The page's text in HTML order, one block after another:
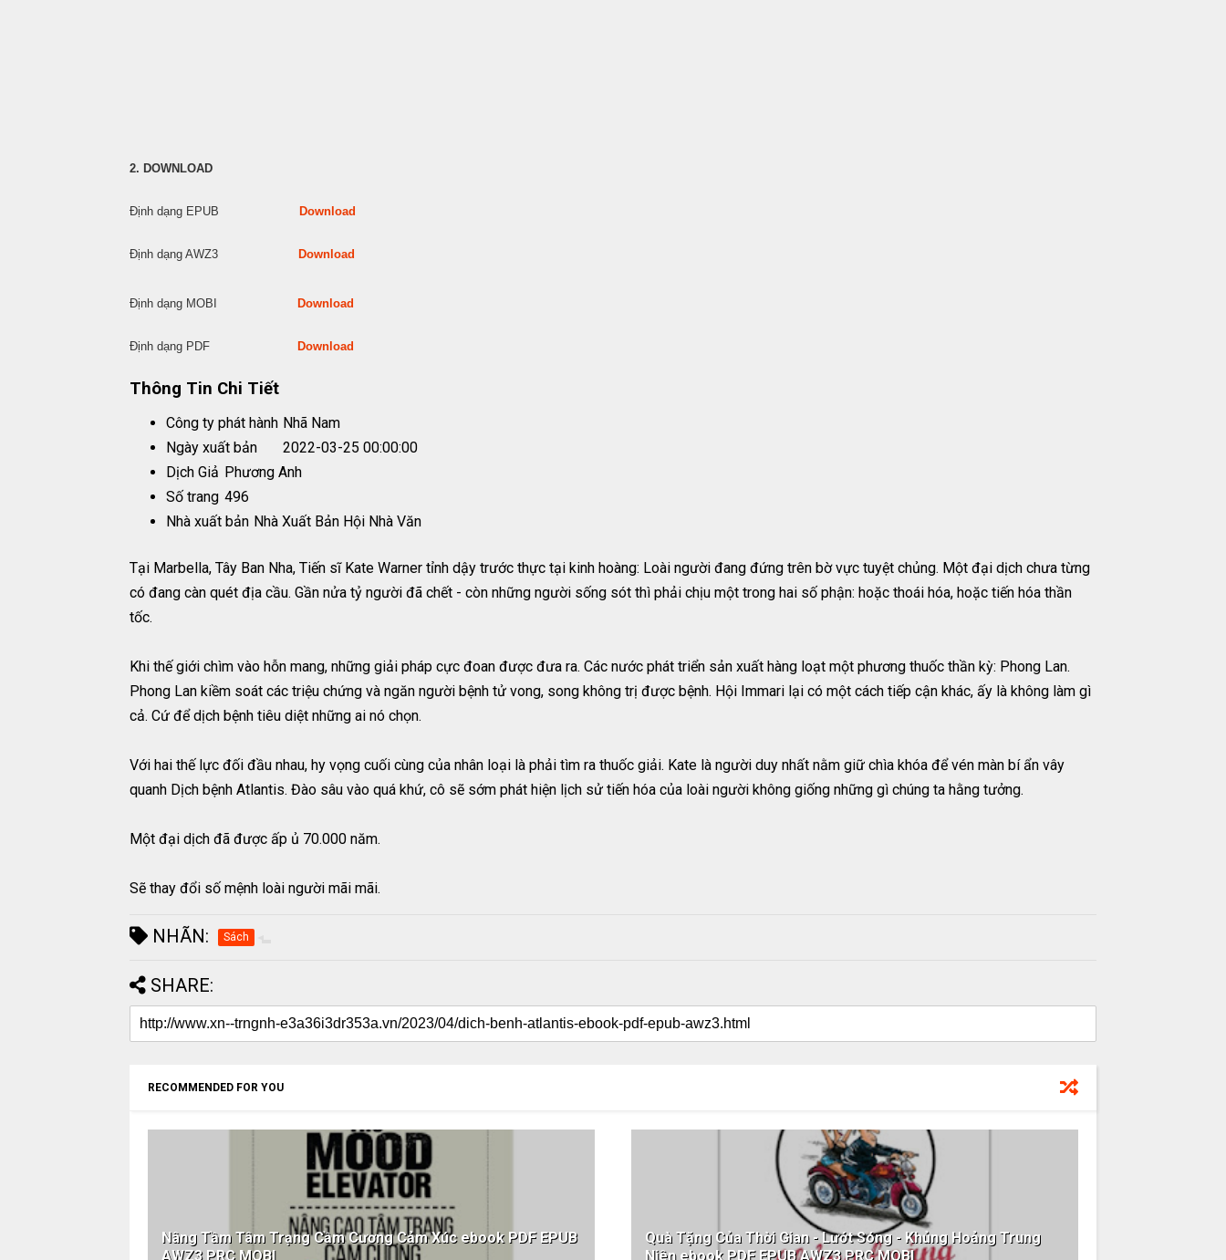
2. DOWNLOAD
Định dạng EPUB Download
Định dạng AWZ3 Download
Định dạng MOBI Download
Định dạng PDF Download
Thông Tin Chi Tiết
Công ty phát hành Nhã Nam
Ngày xuất bản
2022-03-25 00:00:00
Dịch Giả Phương Anh
Số trang 496
Nhà xuất bản Nhà Xuất Bản Hội Nhà Văn
Tại Marbella, Tây Ban Nha, Tiến sĩ Kate Warner tỉnh dậy trước thực tại kinh hoàng: Loài người đang đứng trên bờ vực tuyệt chủng. Một đại dịch chưa từng
có đang càn quét địa cầu. Gần nửa tỷ người đã chết - còn những người sống sót thì phải chịu một trong hai số phận: hoặc thoái hóa, hoặc tiến hóa thần
tốc.
Khi thế giới chìm vào hỗn mang, những giải pháp cực đoan được đưa ra. Các nước phát triển sản xuất hàng loạt một phương thuốc thần kỳ: Phong Lan.
Phong Lan kiềm soát các triệu chứng và ngăn người bệnh tử vong, song không trị được bệnh. Hội Immari lại có một cách tiếp cận khác, ấy là không làm gì
cả. Cứ để dịch bệnh tiêu diệt những ai nó chọn.
Với hai thế lực đối đầu nhau, hy vọng cuối cùng của nhân loại là phải tìm ra thuốc giải. Kate là người duy nhất nằm giữ chìa khóa để vén màn bí ẩn vây
quanh Dịch bệnh Atlantis. Đào sâu vào quá khứ, cô sẽ sớm phát hiện lịch sử tiến hóa của loài người không giống những gì chúng ta hằng tưởng.
Một đại dịch đã được ấp ủ 70.000 năm.
Sẽ thay đổi số mệnh loài người mãi mãi.
NHÃN: Sách
SHARE:
RECOMMENDED FOR YOU
Nâng Tầm Tâm Trạng Cầm Cương Cảm Xúc ebook PDF EPUB
AWZ3 PRC MOBI
Quà Tặng Của Thời Gian - Lướt Sóng - Khủng Hoảng Trung
Niên ebook PDF EPUB AWZ3 PRC MOBI